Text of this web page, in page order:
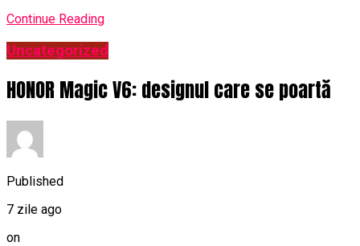
Continue Reading
Uncategorized
HONOR Magic V6: designul care se poartă
Published
7 zile ago
on